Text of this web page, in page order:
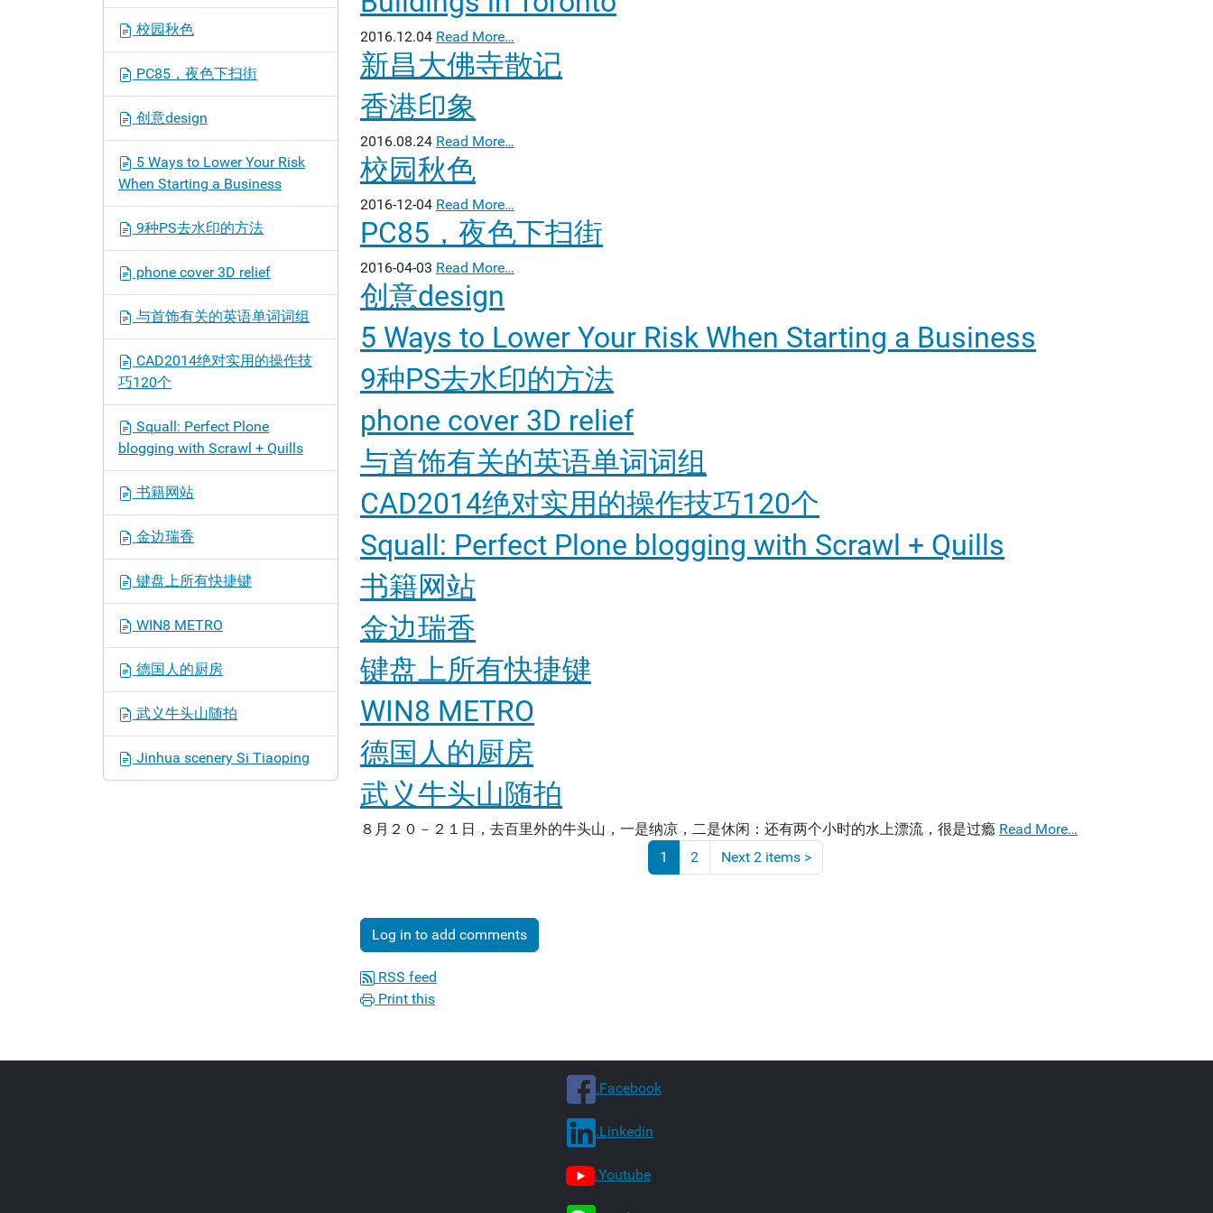
2016.12.04 Read More…
新昌大佛寺散记
香港印象
2016.08.24 Read More…
校园秋色
2016-12-04 Read More…
PC85，夜色下扫街
2016-04-03 Read More…
创意design
5 Ways to Lower Your Risk When Starting a Business
9种PS去水印的方法
phone cover 3D relief
与首饰有关的英语单词词组
CAD2014绝对实用的操作技巧120个
Squall: Perfect Plone blogging with Scrawl + Quills
书籍网站
金边瑞香
键盘上所有快捷键
WIN8 METRO
德国人的厨房
武义牛头山随拍
８月２０－２１日，去百里外的牛头山，一是纳凉，二是休闲：还有两个小时的水上漂流，很是过瘾 Read More…
1
2 Next 2 items >
Log in to add comments
RSS feed
Print this
校园秋色
PC85，夜色下扫街
创意design
5 Ways to Lower Your Risk
When Starting a Business
9种PS去水印的方法
phone cover 3D relief
与首饰有关的英语单词词组
CAD2014绝对实用的操作技
巧120个
Squall: Perfect Plone
blogging with Scrawl + Quills
书籍网站
金边瑞香
键盘上所有快捷键
WIN8 METRO
德国人的厨房
武义牛头山随拍
Jinhua scenery Si Tiaoping
.Facebook
.Linkedin
.Youtube